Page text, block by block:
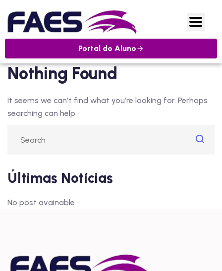
Portal do Aluno
Nothing Found
It seems we can’t find what you’re looking for. Perhaps
searching can help.
Últimas Notícias
No post avainable